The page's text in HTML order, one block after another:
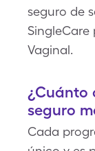
seguro de
SingleCare
Vaginal.
¿Cuánto
seguro
Cada